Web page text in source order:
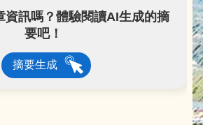
資訊嗎？體驗閱讀AI生成的摘
要吧！
摘要生成